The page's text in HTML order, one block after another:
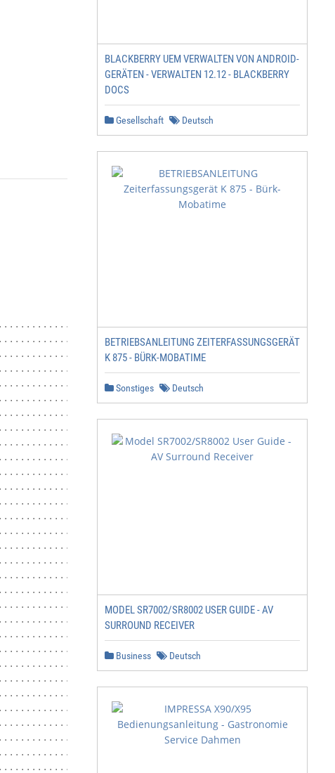
10
11
11
13
13
17
17
18
19
20
BLACKBERRY UEM VERWALTEN VON ANDROID-
GERÄTEN - VERWALTEN 12.12 - BLACKBERRY
DOCS
Gesellschaft Deutsch
BETRIEBSANLEITUNG ZEITERFASSUNGSGERÄT
K 875 - BÜRK-MOBATIME
Sonstiges Deutsch
MODEL SR7002/SR8002 USER GUIDE - AV
SURROUND RECEIVER
Business Deutsch